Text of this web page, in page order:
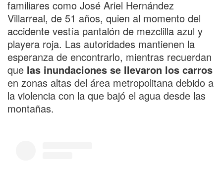
familiares como José Ariel Hernández
Villarreal, de 51 años, quien al momento del
accidente vestía pantalón de mezclilla azul y
playera roja. Las autoridades mantienen la
esperanza de encontrarlo, mientras recuerdan
que las inundaciones se llevaron los carros
en zonas altas del área metropolitana debido a
la violencia con la que bajó el agua desde las
montañas.